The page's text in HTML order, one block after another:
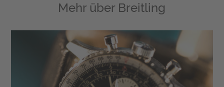
Mehr über Breitling